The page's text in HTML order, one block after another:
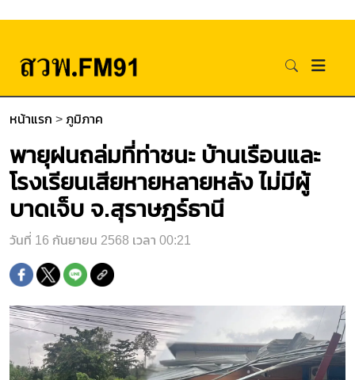
หน้าแรก > ภูมิภาค
พายุฝนถล่มที่ท่าชนะ บ้านเรือนและ
โรงเรียนเสียหายหลายหลัง ไม่มีผู้
บาดเจ็บ จ.สุราษฎร์ธานี
วันที่ 16 กันยายน 2568 เวลา 00:21